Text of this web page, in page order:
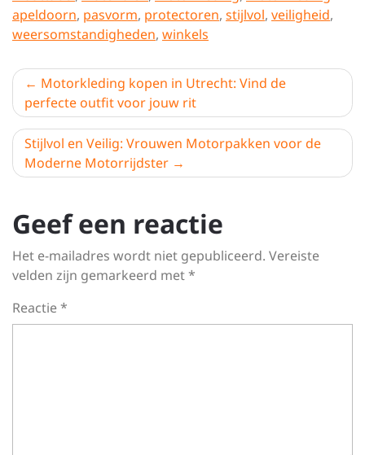
apeldoorn, pasvorm, protectoren, stijlvol, veiligheid,
weersomstandigheden, winkels
Berichtnavigatie
Motorkleding kopen in Utrecht: Vind de
perfecte outfit voor jouw rit
Stijlvol en Veilig: Vrouwen Motorpakken voor de
Moderne Motorrijdster
Geef een reactie
Het e-mailadres wordt niet gepubliceerd. Vereiste
velden zijn gemarkeerd met*
Reactie*